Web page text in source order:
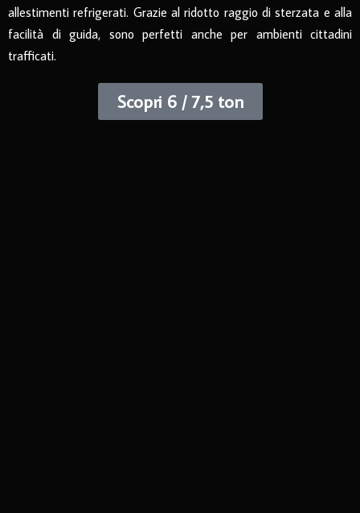
allestimenti refrigerati. Grazie al ridotto raggio di sterzata e alla
facilità di guida, sono perfetti anche per ambienti cittadini
trafficati.
Scopri 6 / 7,5 ton